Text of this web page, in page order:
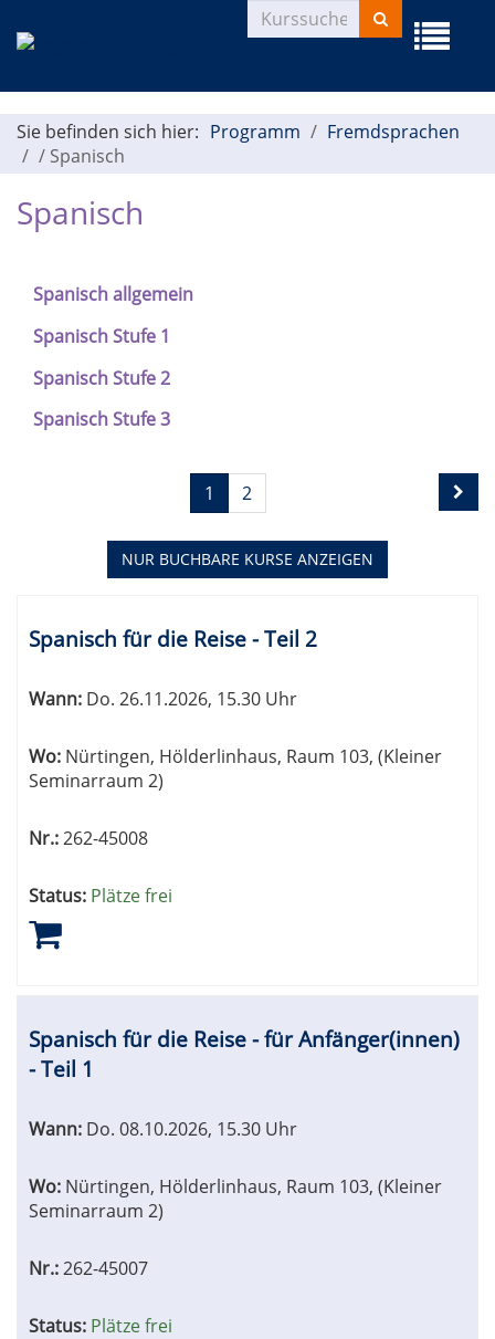
Menü
Kurse
suchen
Sie befinden sich hier: Programm
Fremdsprachen
/ Spanisch
Spanisch
Spanisch allgemein
Spanisch Stufe 1
Spanisch Stufe 2
Spanisch Stufe 3
Seiten
blättern
1 2
NUR BUCHBARE KURSE ANZEIGEN
Tabellenüberschriften
können
werden.
Spanisch für die Reise - Teil 2
Wann: Do. 26.11.2026, 15.30 Uhr
Wo: Nürtingen, Hölderlinhaus, Raum 103, (Kleiner
Seminarraum 2)
Nr.:262-45008
Status: Plätze frei
Spanisch für die Reise - für Anfänger(innen)
- Teil 1
Wann: Do. 08.10.2026, 15.30 Uhr
Wo: Nürtingen, Hölderlinhaus, Raum 103, (Kleiner
Seminarraum 2)
Nr.:262-45007
Status: Plätze frei